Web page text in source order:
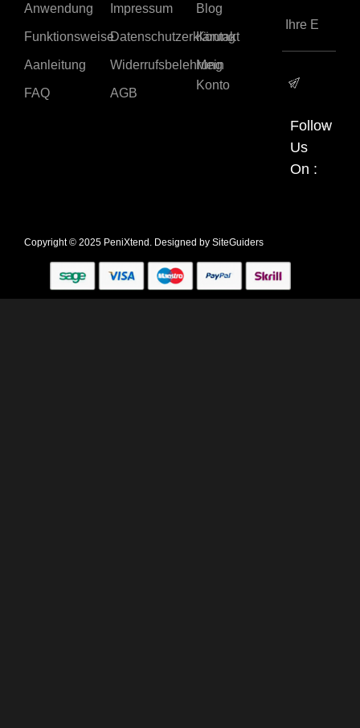
Anwendung
Funktionsweise
Aanleitung
FAQ
Impressum
Datenschutzerklärung
Widerrufsbelehrung
AGB
Blog
Kontakt
Mein
Konto
Follow
Us
On :
Copyright © 2025 PeniXtend. Designed by SiteGuiders